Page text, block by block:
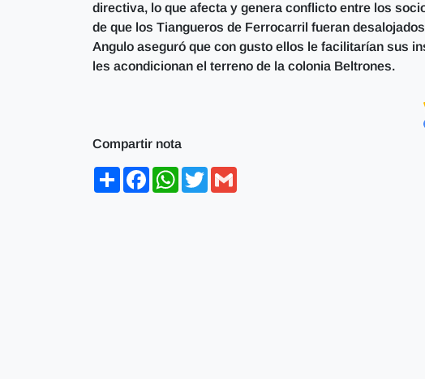
directiva, lo que afecta y genera conflicto entre los
de que los Tiangueros de Ferrocarril fueran
Angulo aseguró que con gusto ellos le facilitarían sus
les acondicionan el terreno de la colonia Beltrones.
Compartir nota
ShareFacebookWhatsApp
Twitter